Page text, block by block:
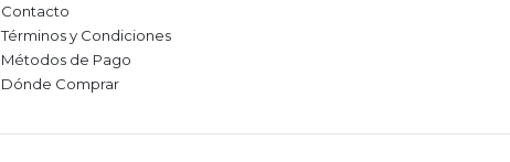
Contacto
Términos y Condiciones
Métodos de Pago
Dónde Comprar